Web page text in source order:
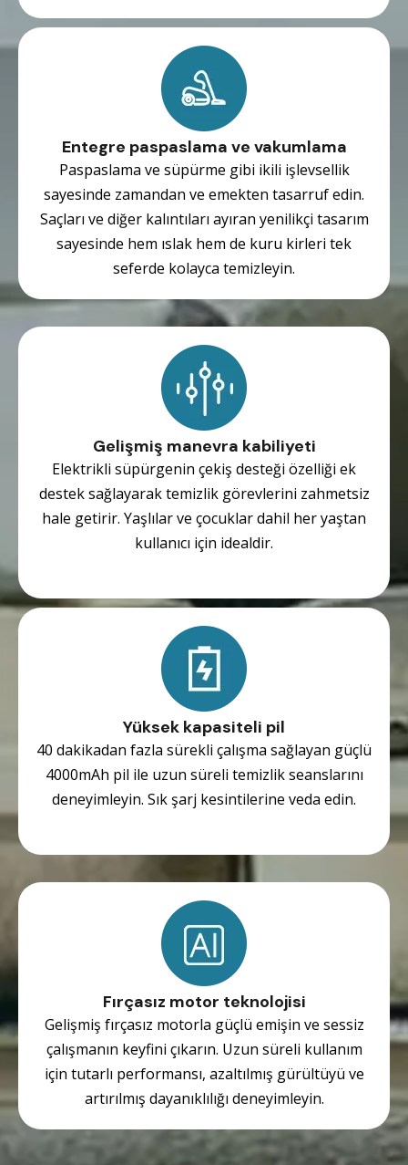
Entegre paspaslama ve vakumlama
Paspaslama ve süpürme gibi ikili işlevsellik
sayesinde zamandan ve emekten tasarruf edin.
Saçları ve diğer kalıntıları ayıran yenilikçi tasarım
sayesinde hem ıslak hem de kuru kirleri tek
seferde kolayca temizleyin.
Gelişmiş manevra kabiliyeti
Elektrikli süpürgenin çekiş desteği özelliği ek
destek sağlayarak temizlik görevlerini zahmetsiz
hale getirir. Yaşlılar ve çocuklar dahil her yaştan
kullanıcı için idealdir.
Yüksek kapasiteli pil
40 dakikadan fazla sürekli çalışma sağlayan güçlü
4000mAh pil ile uzun süreli temizlik seanslarını
deneyimleyin. Sık şarj kesintilerine veda edin.
Fırçasız motor teknolojisi
Gelişmiş fırçasız motorla güçlü emişin ve sessiz
çalışmanın keyfini çıkarın. Uzun süreli kullanım
için tutarlı performansı, azaltılmış gürültüyü ve
artırılmış dayanıklılığı deneyimleyin.